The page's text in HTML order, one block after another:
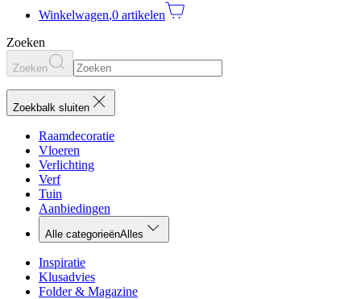
Winkelwagen,0 artikelen
Zoeken
Zoeken
Zoekbalk sluiten
Raamdecoratie
Vloeren
Verlichting
Verf
Tuin
Aanbiedingen
Alle categorieënAlles
Inspiratie
Klusadvies
Folder & Magazine